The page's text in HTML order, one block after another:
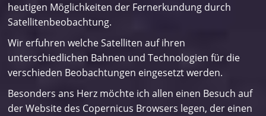
heutigen Möglichkeiten der Fernerkundung durch
Satellitenbeobachtung.
Wir erfuhren welche Satelliten auf ihren
unterschiedlichen Bahnen und Technologien für die
verschieden Beobachtungen eingesetzt werden.
Besonders ans Herz möchte ich allen einen Besuch auf
der Website des Copernicus Browsers legen, der einen